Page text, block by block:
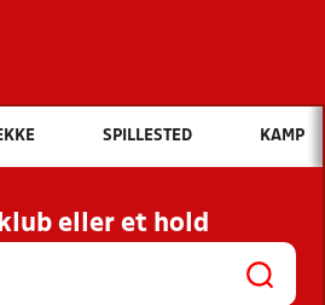
Hvad vil du søge efter?
INDHOLD OG NYHEDER
KLUBBER OG
HOLD
SPILLESTED KAMP
eller et hold